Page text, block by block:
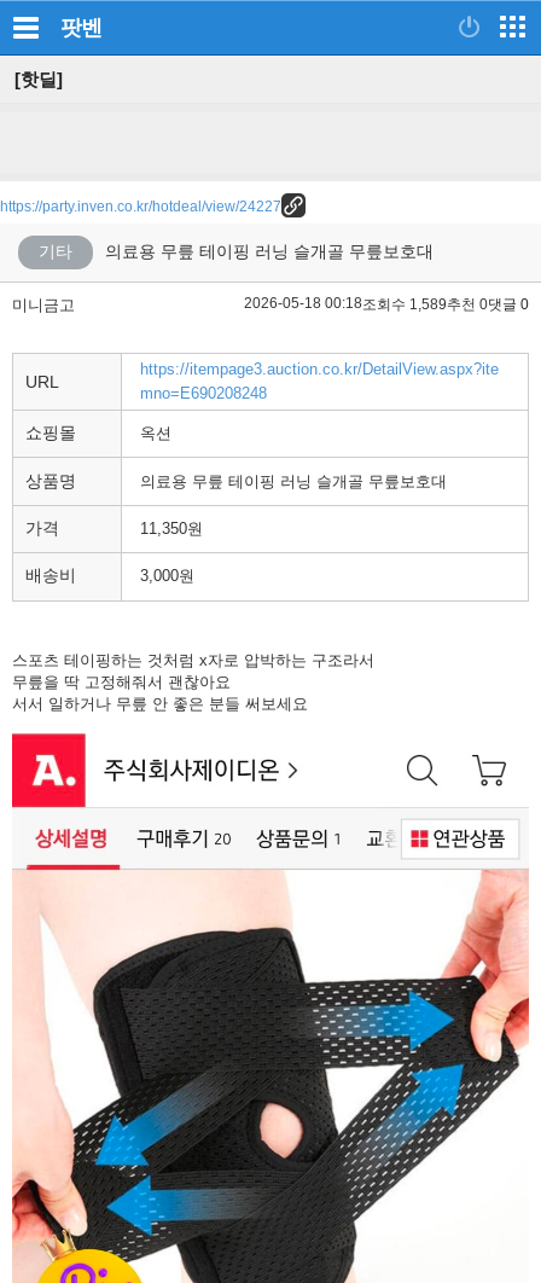
팟벤
[핫딜]
https://party.inven.co.kr/hotdeal/view/24227
기타 의료용 무릎 테이핑 러닝 슬개골 무릎보호대
미니금고 2026-05-18 00:18조회수 1,589추천 0댓글 0
URL
https://itempage3.auction.co.kr/DetailView.aspx?ite
mno=E690208248
쇼핑몰 옥션
상품명 의료용 무릎 테이핑 러닝 슬개골 무릎보호대
가격 11,350원
배송비 3,000원
스포츠 테이핑하는 것처럼 x자로 압박하는 구조라서
무릎을 딱 고정해줘서 괜찮아요
서서 일하거나 무릎 안 좋은 분들 써보세요